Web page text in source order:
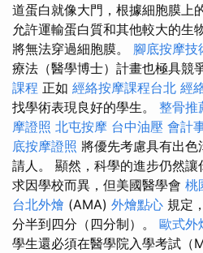
道蛋白就像大門，根據細胞膜上
允許運輸蛋白質和其他較大的生
將無法穿過細胞膜。 腳底按摩技
療法（醫學博士）計畫也極具競
課程 正如 經絡按摩課程台北 經
找學術表現良好的學生。 整骨推
摩證照 北屯按摩 台中油壓 會計
底按摩證照 將優先考慮具有出
請人。 顯然，科學的進步仍然
求因學校而異，但美國醫學會 桃
台北外燴 (AMA) 外燴點心 規定
分半到四分（四分制）。 歐式外
學生還必須在醫學院入學考試（